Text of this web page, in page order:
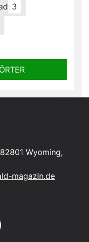
3
Wyoming,
magazin.de